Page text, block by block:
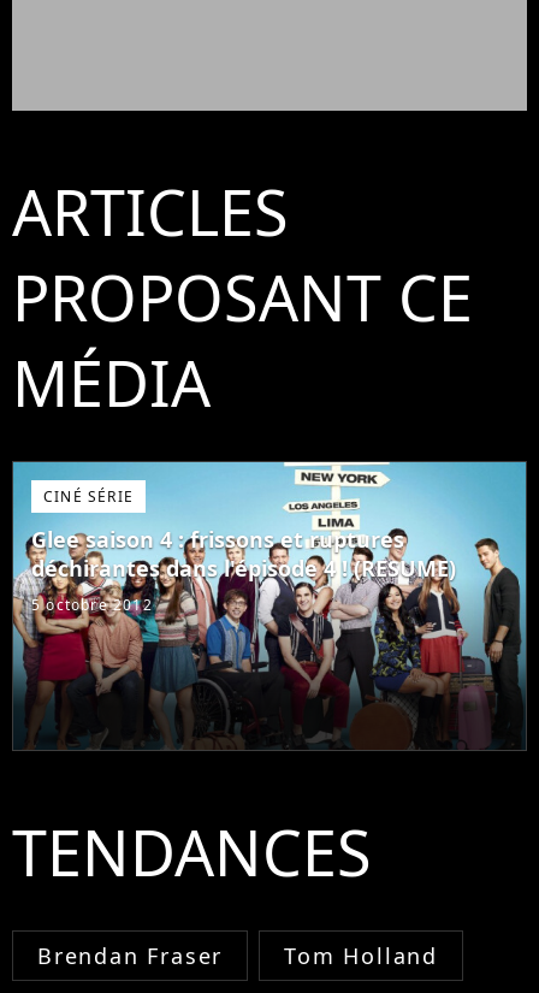
ARTICLES
PROPOSANT CE
MÉDIA
CINÉ SÉRIE
Glee saison 4 : frissons et ruptures
déchirantes dans l'épisode 4 ! (RESUME)
5 octobre 2012
TENDANCES
Brendan Fraser Tom Holland